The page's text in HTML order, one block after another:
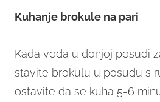
Kuhanje brokule na pari
Kada voda u donjoj posudi
stavite brokulu u posudu s
ostavite da se kuha 5-6